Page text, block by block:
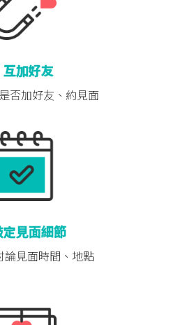
互加好友
否加好友、約見面
見面細節
論見面時間、地點